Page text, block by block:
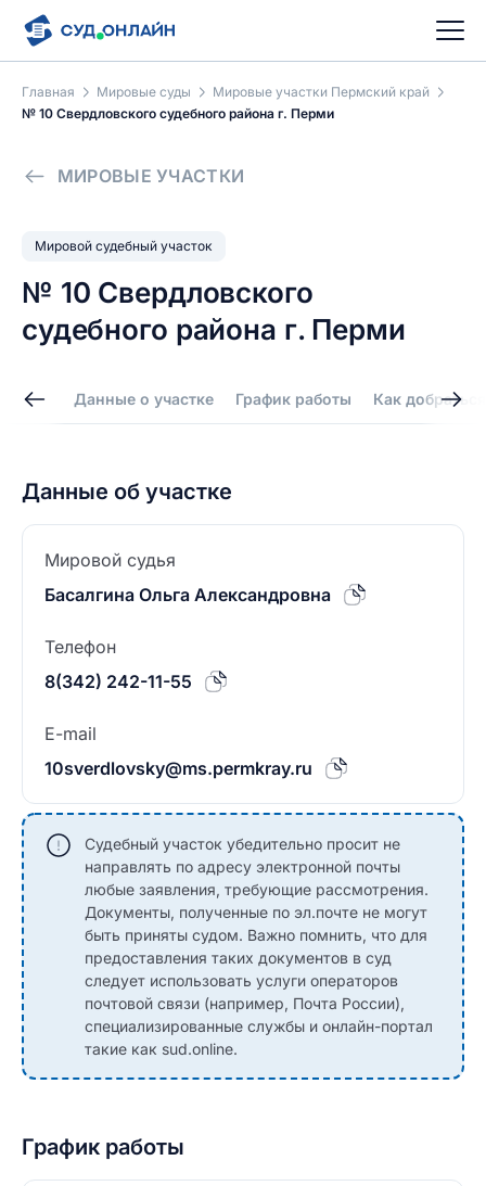
Главная Мировые суды
Мировые участки Пермский край
№ 10 Свердловского судебного района г. Перми
МИРОВЫЕ УЧАСТКИ
Мировой судебный участок
№ 10 Свердловского
судебного района г. Перми
Данные о участке График работы Как добраться
Данные об участке
Мировой судья
Басалгина Ольга Александровна
Телефон
8(342) 242-11-55
E-mail
10sverdlovsky@ms.permkray.ru
Судебный участок убедительно просит не
направлять по адресу электронной почты
любые заявления, требующие рассмотрения.
Документы, полученные по эл.почте не могут
быть приняты судом. Важно помнить, что для
предоставления таких документов в суд
следует использовать услуги операторов
почтовой связи (например, Почта России),
специализированные службы и онлайн-портал
такие как sud.online.
График работы